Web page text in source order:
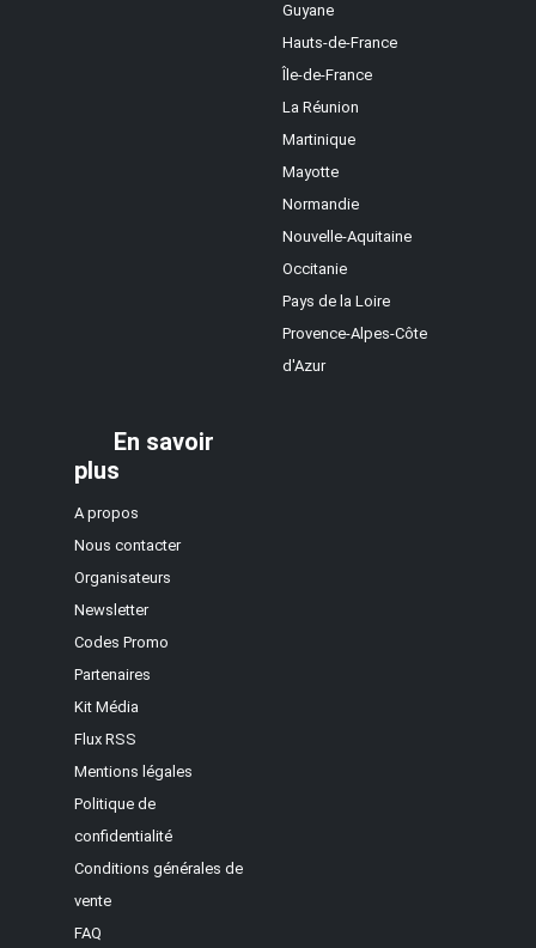
Guyane
Hauts-de-France
Île-de-France
La Réunion
Martinique
Mayotte
Normandie
Nouvelle-Aquitaine
Occitanie
Pays de la Loire
Provence-Alpes-Côte
d'Azur
En savoir
plus
A propos
Nous contacter
Organisateurs
Newsletter
Codes Promo
Partenaires
Kit Média
Flux RSS
Mentions légales
Politique de
confidentialité
Conditions générales de
vente
FAQ